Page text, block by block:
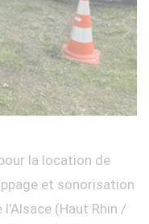
la location de
et sonorisation
(Haut Rhin /